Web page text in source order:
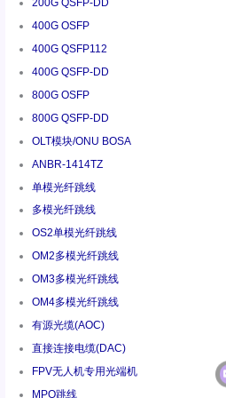
200G QSFP-DD
400G OSFP
400G QSFP112
400G QSFP-DD
800G OSFP
800G QSFP-DD
OLT模块/ONU BOSA
ANBR-1414TZ
单模光纤跳线
多模光纤跳线
OS2单模光纤跳线
OM2多模光纤跳线
OM3多模光纤跳线
OM4多模光纤跳线
有源光缆(AOC)
直接连接电缆(DAC)
FPV无人机专用光端机
MPO跳线